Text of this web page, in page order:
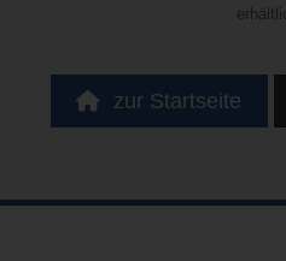
zur Startseite